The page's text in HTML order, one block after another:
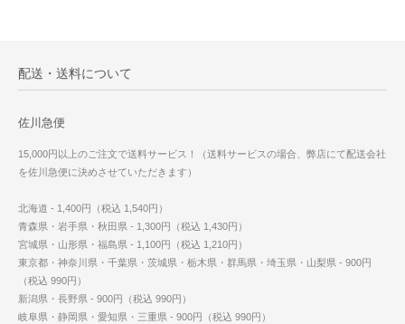
配送・送料について
佐川急便
15,000円以上のご注文で送料サービス！（送料サービスの場合、弊店にて配送会社
を佐川急便に決めさせていただきます）
北海道 - 1,400円（税込 1,540円）
青森県・岩手県・秋田県 - 1,300円（税込 1,430円）
宮城県・山形県・福島県 - 1,100円（税込 1,210円）
東京都・神奈川県・千葉県・茨城県・栃木県・群馬県・埼玉県・山梨県 - 900円
（税込 990円）
新潟県・長野県 - 900円（税込 990円）
岐阜県・静岡県・愛知県・三重県 - 900円（税込 990円）